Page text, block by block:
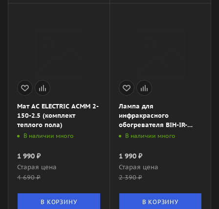
Мат AC ELECTRIC ACMM 2-
150-2.5 (комплект
теплого пола)
В наличии много
1 990 ₽
Старая цена
4 690₽
В КОРЗИНУ
Лампа для
инфракрасного
обогревателя BIH-IR-
3000В наличии много
1 990₽
Старая цена
2 390₽
В КОРЗИНУ